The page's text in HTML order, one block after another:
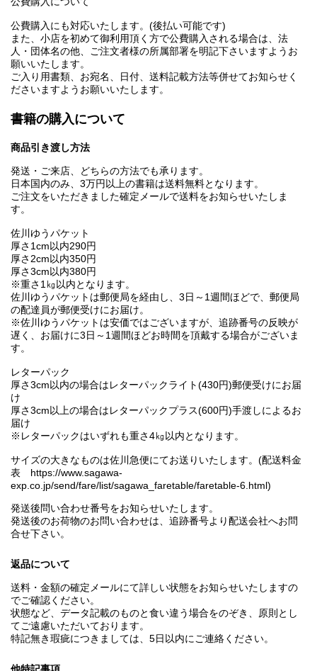
公費購入にも対応いたします。(後払い可能です)
また、小店を初めて御利用頂く方で公費購入される場合は、法
人・団体名の他、ご注文者様の所属部署を明記下さいますようお
願いいたします。
ご入り用書類、お宛名、日付、送料記載方法等併せてお知らせく
ださいますようお願いいたします。
書籍の購入について
商品引き渡し方法
発送・ご来店、どちらの方法でも承ります。
日本国内のみ、3万円以上の書籍は送料無料となります。
ご注文をいただきました確定メールで送料をお知らせいたしま
す。
佐川ゆうパケット
厚さ1cm以内290円
厚さ2cm以内350円
厚さ3cm以内380円
※重さ1㎏以内となります。
佐川ゆうパケットは郵便局を経由し、3日～1週間ほどで、郵便局
の配達員が郵便受けにお届け。
※佐川ゆうパケットは安価ではございますが、追跡番号の反映が
遅く、お届けに3日～1週間ほどお時間を頂戴する場合がございま
す。
レターパック
厚さ3cm以内の場合はレターパックライト(430円)郵便受けにお届
け
厚さ3cm以上の場合はレターパックプラス(600円)手渡しによるお
届け
※レターパックはいずれも重さ4㎏以内となります。
サイズの大きなものは佐川急便にてお送りいたします。(配送料金
表 https://www.sagawa-
exp.co.jp/send/fare/list/sagawa_faretable/faretable-6.html)
発送後問い合わせ番号をお知らせいたします。
発送後のお荷物のお問い合わせは、追跡番号より配送会社へお問
合せ下さい。
返品について
送料・金額の確定メールにて詳しい状態をお知らせいたしますの
でご確認ください。
状態など、データ記載のものと食い違う場合をのぞき、原則とし
てご遠慮いただいております。
特記無き瑕疵につきましては、5日以内にご連絡ください。